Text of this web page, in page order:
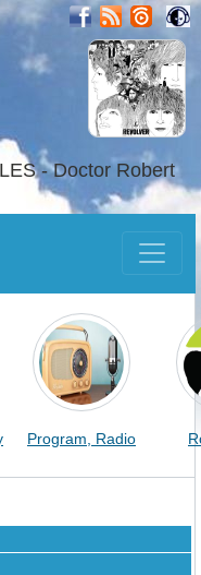
- Doctor Robert
Program, Radio